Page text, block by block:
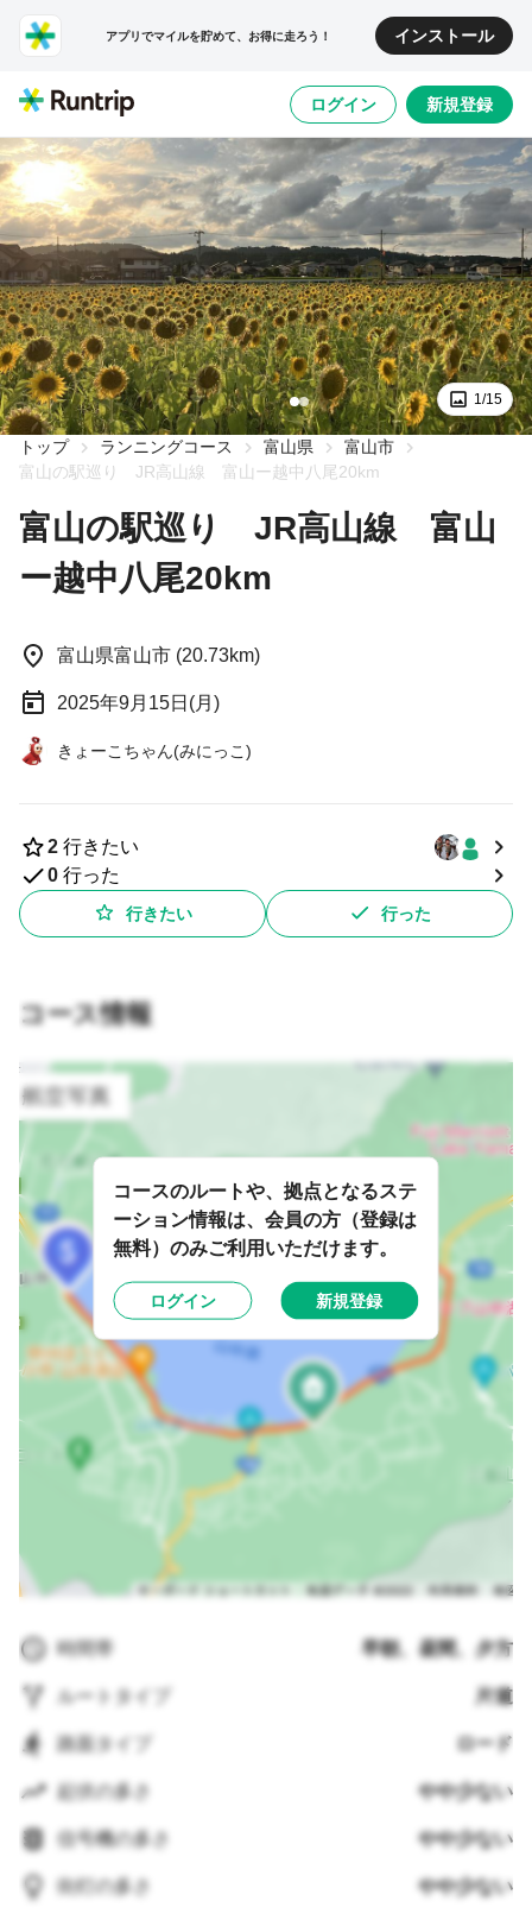
アプリでマイルを貯めて、お得に走ろう！ インストール
ログイン 新規登録
1/15
トップ ランニングコース 富山県
富山市
富山の駅巡り JR高山線 富山ー越中八尾20km
富山の駅巡り JR高山線 富山
ー越中八尾20km
富山県富山市 (20.73km)
2025年9月15日(月)
きょーこちゃん(みにっこ)
2 行きたい
0 行った
行きたい 行った
コース情報
時間帯 早朝、昼間、夕方
ルートタイプ 片道
路面タイプ ロード
起伏の多さ やや少ない
信号機の多さ やや少ない
街灯の多さ やや少ない
コースのルートや、拠点となるステ
ーション情報は、会員の方（登録は
無料）のみご利用いただけます。
ログイン 新規登録